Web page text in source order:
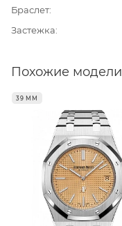
Браслет
Застежка
Похожие модели
39 ММ